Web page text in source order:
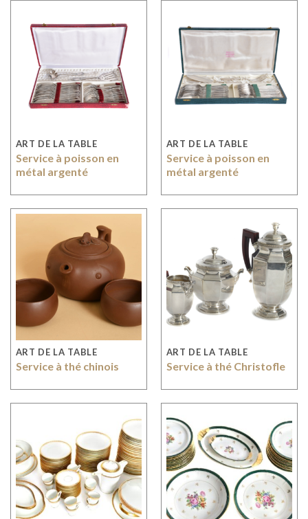
ART DE LA TABLE
Service à poisson en
métal argenté
ART DE LA TABLE
Service à poisson en
métal argenté
ART DE LA TABLE
Service à thé chinois
ART DE LA TABLE
Service à thé Christofle